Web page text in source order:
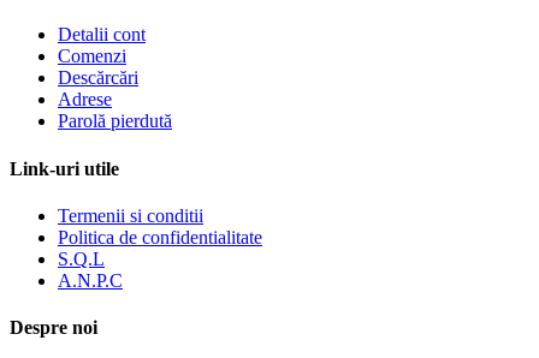
Detalii cont
Comenzi
Descărcări
Adrese
Parolă pierdută
Link-uri utile
Termenii si conditii
Politica de confidentialitate
S.Q.L
A.N.P.C
Despre noi